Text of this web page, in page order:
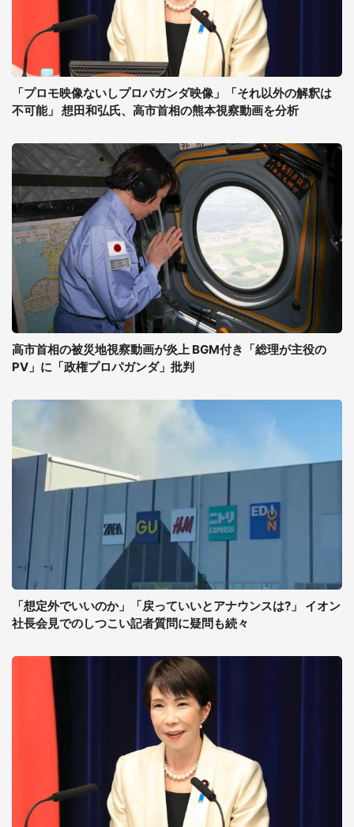
「プロモ映像ないしプロパガンダ映像」「それ以外の解釈は
不可能」 想田和弘氏、高市首相の熊本視察動画を分析
高市首相の被災地視察動画が炎上 BGM付き「総理が主役の
PV」に「政権プロパガンダ」批判
「想定外でいいのか」「戻っていいとアナウンスは?」 イオン
社長会見でのしつこい記者質問に疑問も続々